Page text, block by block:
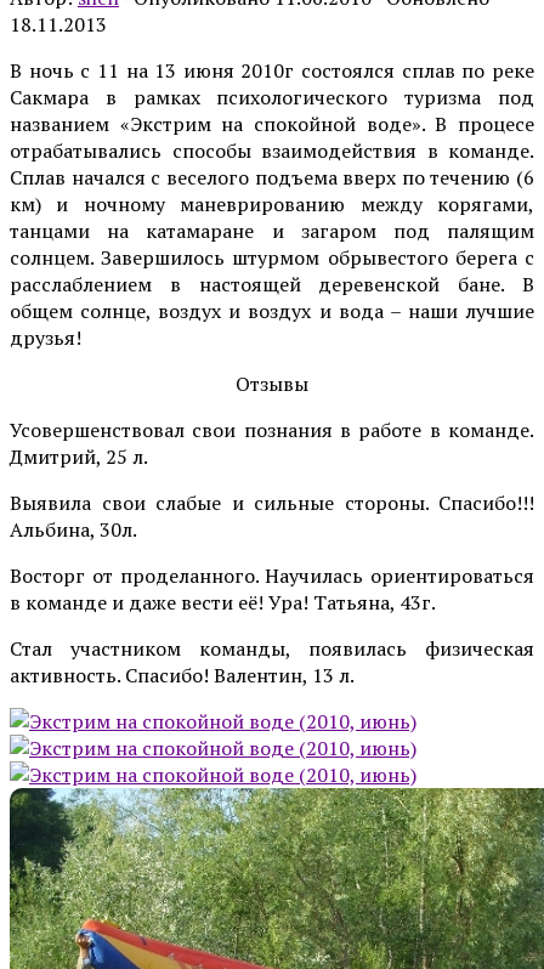
18.11.2013
В ночь с 11 на 13 июня 2010г состоялся сплав по реке
Сакмара в рамках психологического туризма под
названием «Экстрим на спокойной воде». В процесе
отрабатывались способы взаимодействия в команде.
Сплав начался с веселого подъема вверх по течению (6
км) и ночному маневрированию между корягами,
танцами на катамаране и загаром под палящим
солнцем. Завершилось штурмом обрывестого берега с
расслаблением в настоящей деревенской бане. В
общем солнце, воздух и воздух и вода – наши лучшие
друзья!
Отзывы
Усовершенствовал свои познания в работе в команде.
Дмитрий, 25 л.
Выявила свои слабые и сильные стороны. Спасибо!!!
Альбина, 30л.
Восторг от проделанного. Научилась ориентироваться
в команде и даже вести её! Ура! Татьяна, 43г.
Стал участником команды, появилась физическая
активность. Спасибо! Валентин, 13 л.